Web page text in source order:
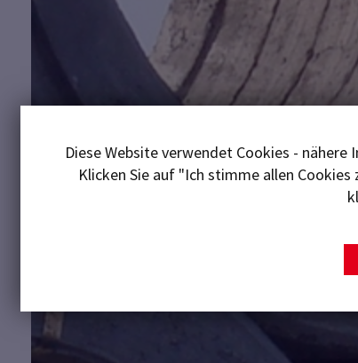
Diese Website verwendet Cookies -
Klicken Sie auf "Ich stimme allen